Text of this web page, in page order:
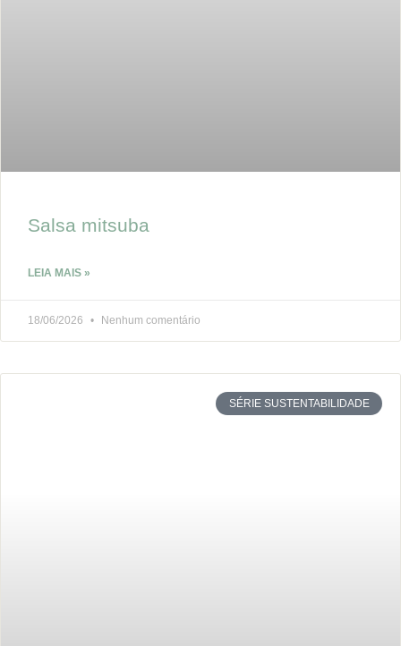
Salsa mitsuba
LEIA MAIS »
18/06/2026 Nenhum comentário
SÉRIE SUSTENTABILIDADE